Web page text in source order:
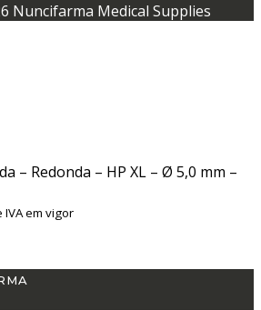
Nuncifarma Medical Supplies
– Redonda – HP XL – Ø 5,0 mm –
IVA em vigor